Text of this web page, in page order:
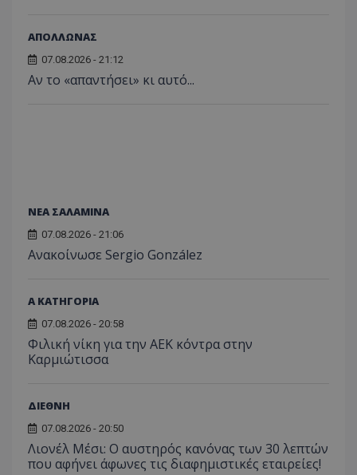
ΑΠΟΛΛΩΝΑΣ
07.08.2026 - 21:12
Αν το «απαντήσει» κι αυτό...
ΝΕΑ ΣΑΛΑΜΙΝΑ
07.08.2026 - 21:06
Ανακοίνωσε Sergio González
Α ΚΑΤΗΓΟΡΙΑ
07.08.2026 - 20:58
Φιλική νίκη για την ΑΕΚ κόντρα στην
Καρμιώτισσα
ΔΙΕΘΝΗ
07.08.2026 - 20:50
Λιονέλ Μέσι: Ο αυστηρός κανόνας των 30 λεπτών
που αφήνει άφωνες τις διαφημιστικές εταιρείες!